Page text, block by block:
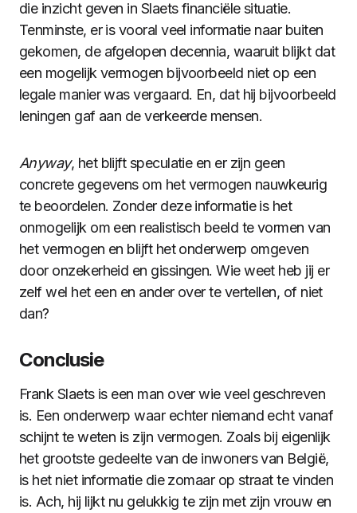
die inzicht geven in Slaets financiële situatie.
Tenminste, er is vooral veel informatie naar buiten
gekomen, de afgelopen decennia, waaruit blijkt dat
een mogelijk vermogen bijvoorbeeld niet op een
legale manier was vergaard. En, dat hij bijvoorbeeld
leningen gaf aan de verkeerde mensen.
Anyway, het blijft speculatie en er zijn geen
concrete gegevens om het vermogen nauwkeurig
te beoordelen. Zonder deze informatie is het
onmogelijk om een realistisch beeld te vormen van
het vermogen en blijft het onderwerp omgeven
door onzekerheid en gissingen. Wie weet heb jij er
zelf wel het een en ander over te vertellen, of niet
dan?
Conclusie
Frank Slaets is een man over wie veel geschreven
is. Een onderwerp waar echter niemand echt vanaf
schijnt te weten is zijn vermogen. Zoals bij eigenlijk
het grootste gedeelte van de inwoners van België,
is het niet informatie die zomaar op straat te vinden
is. Ach, hij lijkt nu gelukkig te zijn met zijn vrouw en